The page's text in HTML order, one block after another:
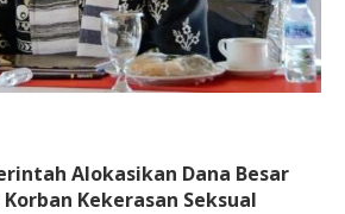
Alokasikan Dana Besar
Kekerasan Seksual